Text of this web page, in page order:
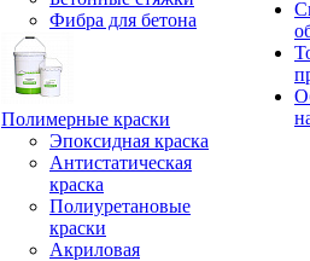
Фибра для бетона
Полимерные краски
Эпоксидная краска
Антистатическая
краска
Полиуретановые
краски
Акриловая